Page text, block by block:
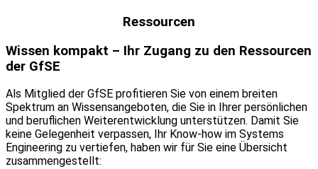
Ressourcen
Wissen kompakt – Ihr Zugang zu den Ressourcen
der GfSE
Als Mitglied der GfSE profitieren Sie von einem breiten
Spektrum an Wissensangeboten, die Sie in Ihrer persönlichen
und beruflichen Weiterentwicklung unterstützen. Damit Sie
keine Gelegenheit verpassen, Ihr Know-how im Systems
Engineering zu vertiefen, haben wir für Sie eine Übersicht
zusammengestellt: